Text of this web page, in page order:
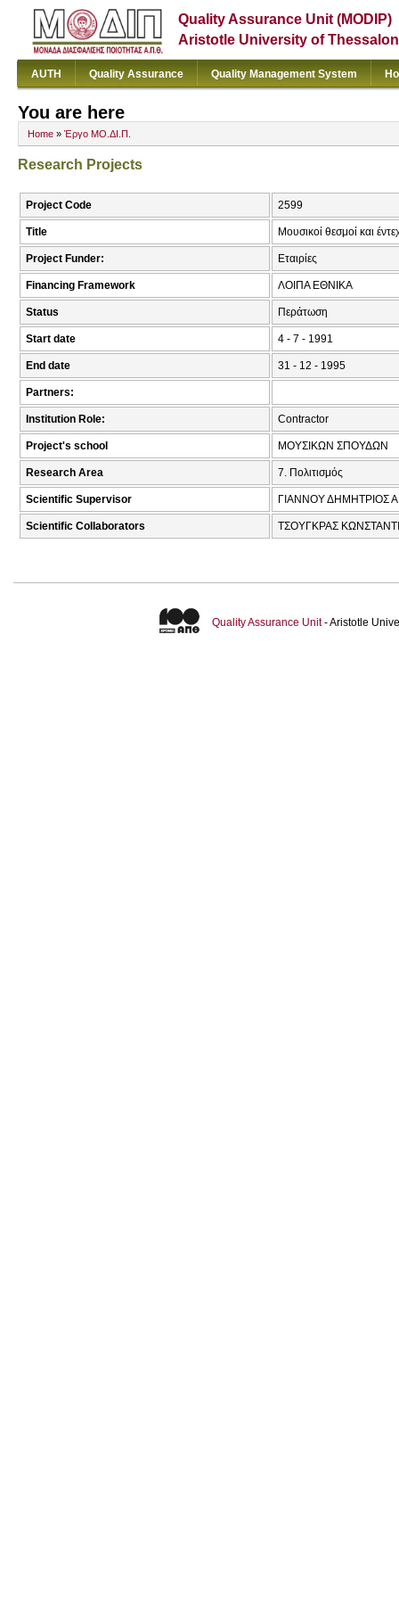
Quality Assurance Unit (MODIP)
Aristotle University of
AUTH Quality Assurance Quality Management System
You are here
Home » Έργο ΜΟ.ΔΙ.Π.
Research Projects
Project Code 2599
Title Μουσικοί θεσμοί και
Project Funder: Εταιρίες
Financing Framework ΛΟΙΠΑ ΕΘΝΙΚΑ
Status Περάτωση
Start date 4 - 7 - 1991
End date 31 - 12 - 1995
Partners:
Institution Role: Contractor
Project's school ΜΟΥΣΙΚΩΝ ΣΠΟΥΔΩΝ
Research Area 7. Πολιτισμός
Scientific Supervisor ΓΙΑΝΝΟΥ ΔΗΜΗΤΡΙΟΣ
Scientific Collaborators ΤΣΟΥΓΚΡΑΣ
Quality Assurance Unit- Aristotle